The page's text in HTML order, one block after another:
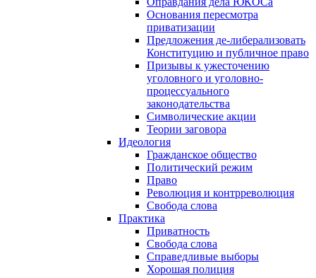
Основания пересмотра
приватизации
Предложения де-либерализовать
Конституцию и публичное право
Призывы к ужесточению
уголовного и уголовно-
процессуального
законодательства
Символические акции
Теории заговора
Идеология
Гражданское общество
Политический режим
Право
Революция и контрреволюция
Свобода слова
Практика
Приватность
Свобода слова
Справедливые выборы
Хорошая полиция